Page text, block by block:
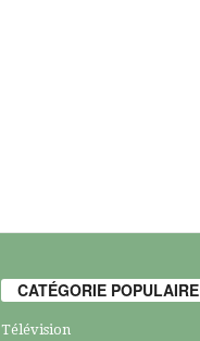
CATÉGORIE POPULAIRE
Télévision